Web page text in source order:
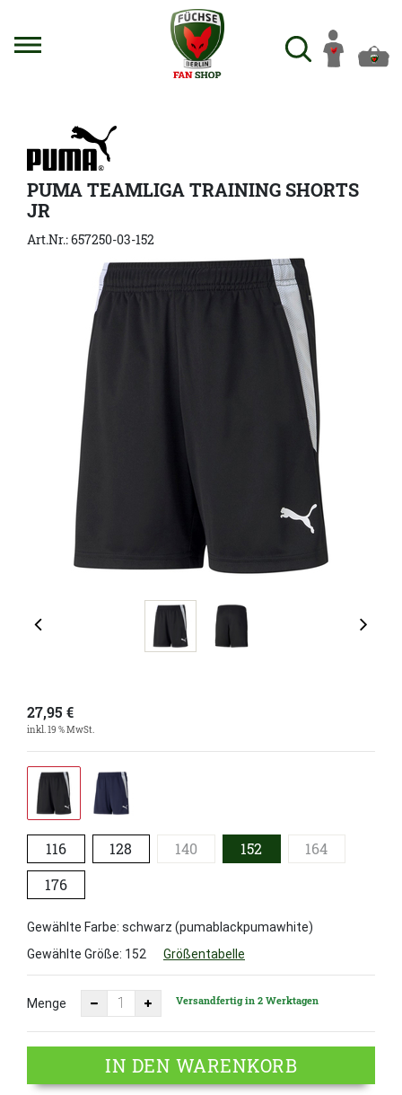
PUMA TEAMLIGA TRAINING SHORTS
JR
Art.Nr.: 657250-03-152
27,95 €
inkl. 19 % MwSt.
116 128 140 152
164
176
Gewählte Farbe: schwarz (pumablackpumawhite)
Gewählte Größe: 152 Größentabelle
Menge Versandfertig in 2 Werktagen
IN DEN WARENKORB